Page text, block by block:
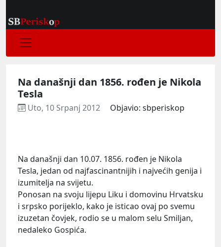
Na današnji dan 1856. rođen je Nikola
Tesla
Uto, 10 Srpanj 2012 Objavio: sbperiskop
Na današnji dan 10.07. 1856. rođen je Nikola
Tesla, jedan od najfascinantnijih i najvećih genija i
izumitelja na svijetu.
Ponosan na svoju lijepu Liku i domovinu Hrvatsku
i srpsko porijeklo, kako je isticao ovaj po svemu
izuzetan čovjek, rodio se u malom selu Smiljan,
nedaleko Gospića.